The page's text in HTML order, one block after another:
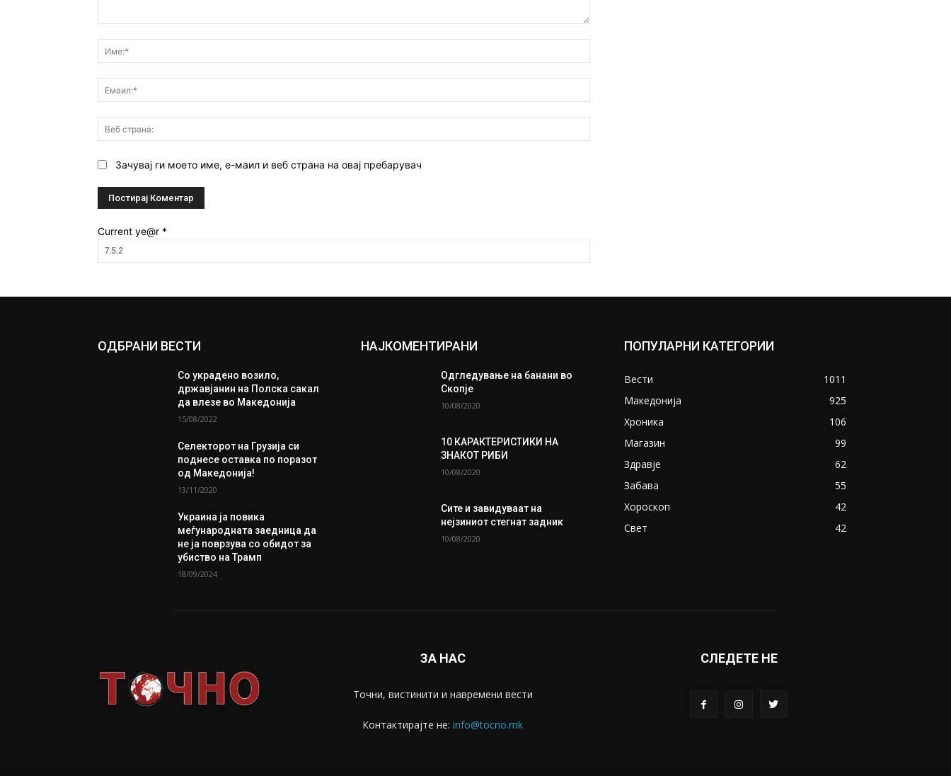
страна:
Зачувај ги моето име, е-маил и веб страна на овај пребарувач
Current ye@r *
ОДБРАНИ ВЕСТИ
Со украдено возило,
државјанин на Полска сакал
да влезе во Македонија
15/08/2022
Селекторот на Грузија си
поднесе оставка по поразот
од Македонија!
13/11/2020
Украина ја повика
меѓународната заедница да
не ја поврзува со обидот за
убиство на Трамп
18/09/2024
НАЈКОМЕНТИРАНИ
Одгледување на банани во
Скопје
10/08/2020
10 КАРАКТЕРИСТИКИ НА
ЗНАКОТ РИБИ
10/08/2020
Сите и завидуваат на
нејзиниот стегнат задник
10/08/2020
ПОПУЛАРНИ КАТЕГОРИИ
Вести
1011
Македонија
925
Хроника
106
Магазин
99
Здравје
62
Забава
55
Хороскоп
42
Свет
42
ЗА НАС
Точни, вистинити и навремени вести
Контактирајте не: info@tocno.mk
СЛЕДЕТЕ НЕ